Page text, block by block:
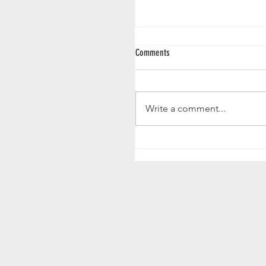
IGP NM 2026
Comments
Write a comment...